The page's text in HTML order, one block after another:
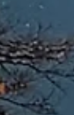
pas du Loup...